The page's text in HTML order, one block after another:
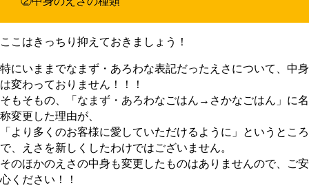
ここはきっちり抑えておきましょう！
特にいままでなまず・あろわな表記だったえさについて、中身
は変わっておりません！！！
そもそもの、「なまず・あろわなごはん→さかなごはん」に名
称変更した理由が、
「より多くのお客様に愛していただけるように」というところ
で、えさを新しくしたわけではございません。
そのほかのえさの中身も変更したものはありませんので、ご安
心ください！！